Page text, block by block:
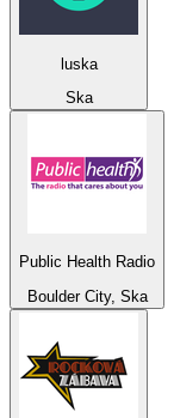
luska
Ska
Public Health Radio
Boulder City, Ska